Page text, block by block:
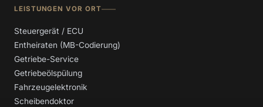
LEISTUNGEN VOR ORT
Steuergerät / ECU
Entheiraten (MB-Codierung)
Getriebe-Service
Getriebeölspülung
Fahrzeugelektronik
Scheibendoktor